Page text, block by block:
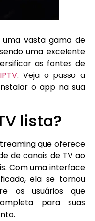
uma vasta gama de
uma excelente
as fontes de
IPTV. Veja o passo a
o app na sua
lista?
que oferece
de canais de TV ao
Com uma interface
ela se tornou
os usuários que
para suas